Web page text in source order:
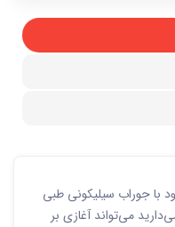
با جوراب سیلیکونی طبی
می‌تواند آغازی بر